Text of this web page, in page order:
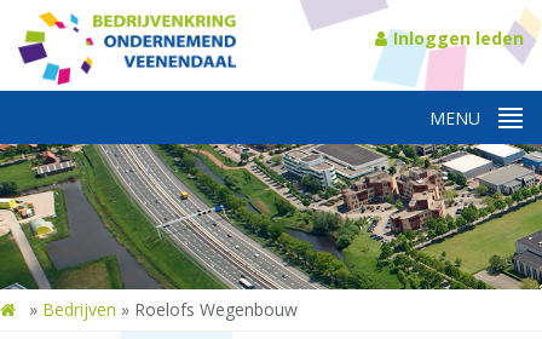
Inloggen leden
» Bedrijven » Roelofs Wegenbouw